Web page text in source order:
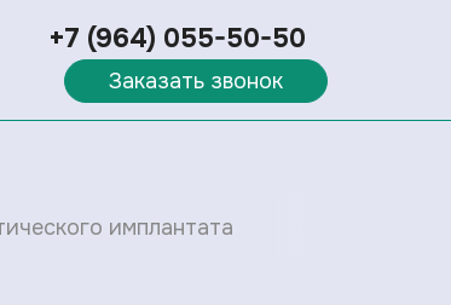
+7 (964) 055-50-50
Заказать звонок
имплантата